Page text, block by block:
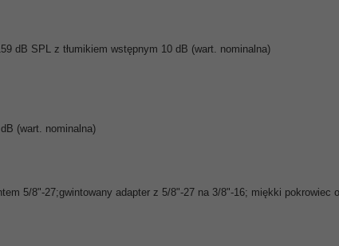
dB SPL z tłumikiem wstępnym 10 dB (wart. nominalna)
(wart. nominalna)
5/8"-27;gwintowany adapter z 5/8"-27 na 3/8"-16; miękki pokrowiec